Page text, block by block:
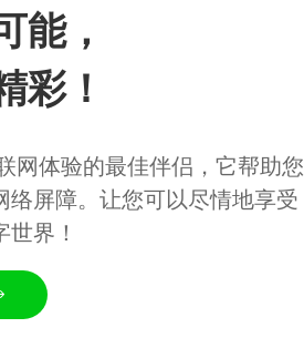
能，
彩！
网体验的最佳伴侣，它帮助您
络屏障。让您可以尽情地享受
界！